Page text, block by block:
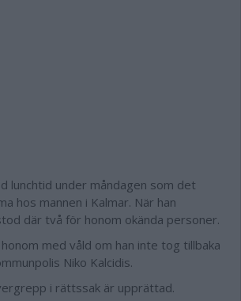
lunchtid under måndagen som det
hos mannen i Kalmar. När han
där två för honom okända personer.
med våld om han inte tog tillbaka
Niko Kalcidis.
i rättssak är upprättad.